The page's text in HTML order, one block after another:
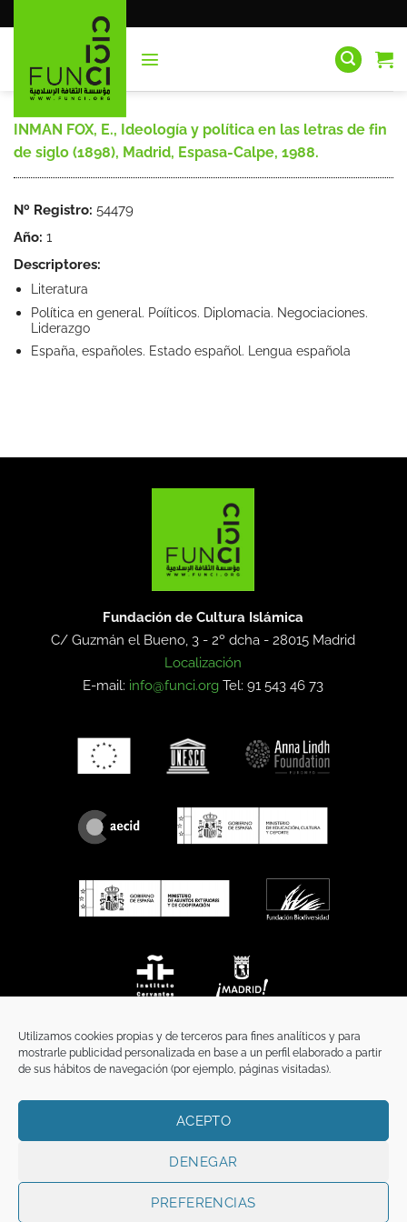
Utilizamos cookies propias y de terceros para fines analíticos y para
mostrarle publicidad personalizada en base a un perfil elaborado a partir
de sus hábitos de navegación (por ejemplo, páginas visitadas).
ACEPTO
DENEGAR
PREFERENCIAS
al
INMAN FOX, E., Ideología y política en las letras de fin
de siglo (1898), Madrid, Espasa-Calpe, 1988.
Nº Registro: 54479
Año: 1
Descriptores:
Literatura
Política en general. Poííticos. Diplomacia. Negociaciones.
Liderazgo
España, españoles. Estado español. Lengua española
Fundación de Cultura Islámica
C/ Guzmán el Bueno, 3 - 2º dcha -28015 Madrid
Localización
E-mail: info@funci.org Tel: 91 543 46 73
TÉRMINOS Y CONDICIONES
Copyright 2026 ©FunciFUNCI es titular de los derechos de propiedad
intelectual e industrial de este sitio web, y es también titular o tiene la